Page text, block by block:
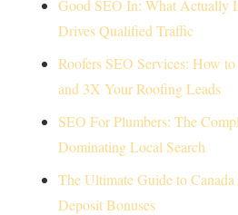
Good SEO In: What Actually
Drives Qualified Traffic
Roofers SEO Services: How
and 3X Your Roofing Leads
SEO For Plumbers: The
Dominating Local Search
The Ultimate Guide to
Deposit Bonuses